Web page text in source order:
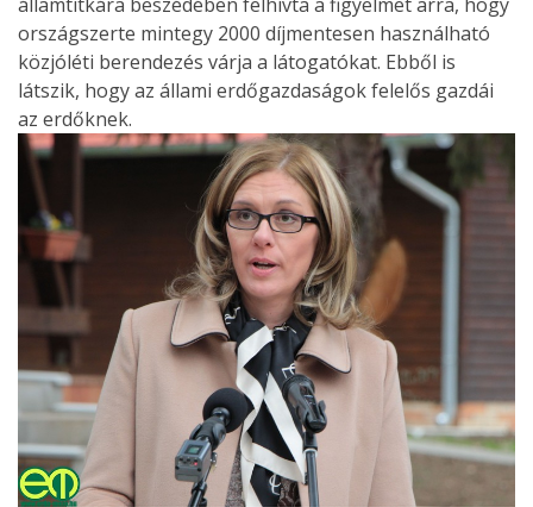
országszerte mintegy 2000 díjmentesen használható
közjóléti berendezés várja a látogatókat. Ebből is
látszik, hogy az állami erdőgazdaságok felelős gazdái
az erdőknek.